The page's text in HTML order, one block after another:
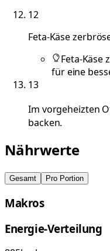
12
Feta-Käse
Feta-Käse
für eine
13
Im vorgeheizten
backen.
Nährwerte
Gesamt Pro Portion
Makros
Energie-Verteilung